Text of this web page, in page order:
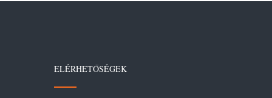
ELÉRHETŐSÉGEK